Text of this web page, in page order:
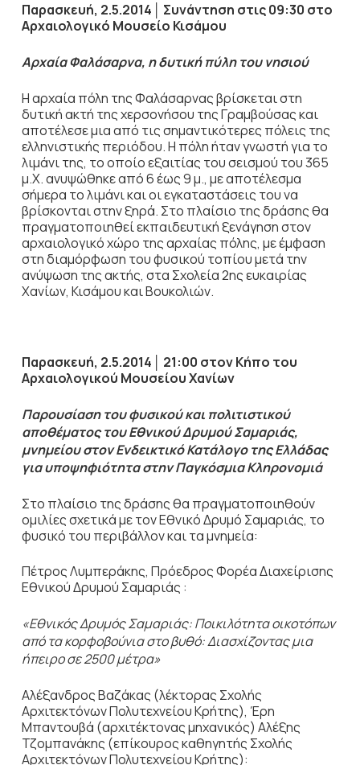
Παρασκευή, 2.5.2014
Συνάντηση στις 09:30 στο
Αρχαιολογικό Μουσείο Κισάμου
Αρχαία Φαλάσαρνα, η δυτική πύλη του νησιού
Η αρχαία πόλη της Φαλάσαρνας βρίσκεται στη
δυτική ακτή της χερσονήσου της Γραμβούσας και
αποτέλεσε μια από τις σημαντικότερες πόλεις της
ελληνιστικής περιόδου. Η πόλη ήταν γνωστή για το
λιμάνι της, το οποίο εξαιτίας του σεισμού του 365
μ.Χ. ανυψώθηκε από 6 έως 9 μ., με αποτέλεσμα
σήμερα το λιμάνι και οι εγκαταστάσεις του να
βρίσκονται στην ξηρά. Στο πλαίσιο της δράσης θα
πραγματοποιηθεί εκπαιδευτική ξενάγηση στον
αρχαιολογικό χώρο της αρχαίας πόλης, με έμφαση
στη διαμόρφωση του φυσικού τοπίου μετά την
ανύψωση της ακτής, στα Σχολεία 2ης ευκαιρίας
Χανίων, Κισάμου και Βουκολιών.
Παρασκευή, 2.5.2014
21:00 στον Κήπο του
Αρχαιολογικού Μουσείου Χανίων
Παρουσίαση του φυσικού και πολιτιστικού
αποθέματος του Εθνικού Δρυμού Σαμαριάς,
μνημείου στον Ενδεικτικό Κατάλογο της Ελλάδας
για υποψηφιότητα στην Παγκόσμια Κληρονομιά
Στο πλαίσιο της δράσης θα πραγματοποιηθούν
ομιλίες σχετικά με τον Εθνικό Δρυμό Σαμαριάς, το
φυσικό του περιβάλλον και τα μνημεία:
Πέτρος Λυμπεράκης, Πρόεδρος Φορέα Διαχείρισης
Εθνικού Δρυμού Σαμαριάς :
«Εθνικός Δρυμός Σαμαριάς: Ποικιλότητα οικοτόπων
από τα κορφοβούνια στο βυθό: Διασχίζοντας μια
ήπειρο σε 2500 μέτρα»
Αλέξανδρος Βαζάκας (λέκτορας Σχολής
Αρχιτεκτόνων Πολυτεχνείου Κρήτης), Έρη
Μπαντουβά (αρχιτέκτονας μηχανικός) Αλέξης
Τζομπανάκης (επίκουρος καθηγητής Σχολής
Αρχιτεκτόνων Πολυτεχνείου Κρήτης):